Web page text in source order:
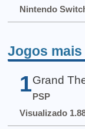
Nintendo
Jogos
1 Grand
PSP
Visualizado